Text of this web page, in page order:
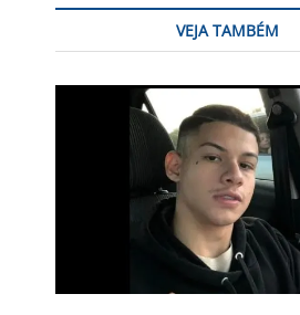
VEJA TAMBÉM